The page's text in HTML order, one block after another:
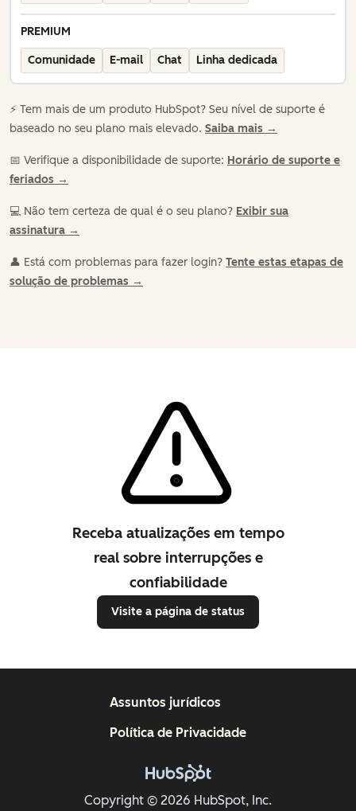
PREMIUM
Comunidade E-mail Chat Linha dedicada
⚡️ Tem mais de um produto HubSpot? Seu nível de suporte é
baseado no seu plano mais elevado. Saiba mais →
📅 Verifique a disponibilidade de suporte: Horário de suporte e
feriados →
💻 Não tem certeza de qual é o seu plano? Exibir sua
assinatura →
👤 Está com problemas para fazer login? Tente estas etapas de
solução de problemas →
Receba atualizações em tempo
real sobre interrupções e
confiabilidade
Visite a página de status
Copyright © 2026 HubSpot, Inc.
Assuntos jurídicos
Política de Privacidade